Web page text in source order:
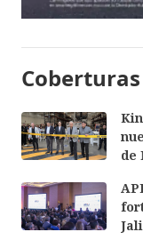
Coberturas
de